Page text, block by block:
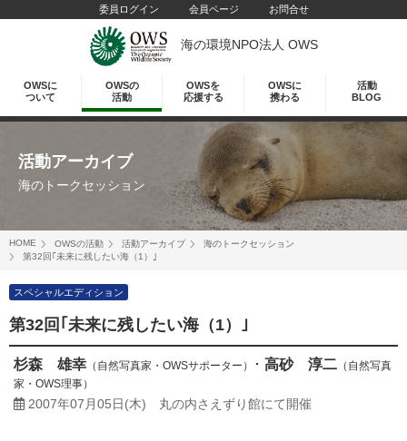
委員ログイン 会員ページ お問合せ
海の環境NPO法人 OWS
OWSに
ついて
OWSの
活動
OWSを
応援する
OWSに
携わる
活動
BLOG
活動アーカイブ
海のトークセッション
HOME OWSの活動 活動アーカイブ
海のトークセッション
第32回｢未来に残したい海（1）｣
スペシャルエディション
第32回｢未来に残したい海（1）｣
杉森 雄幸 （自然写真家・OWSサポーター） ･ 高砂 淳二 （自然写真
家・OWS理事）
2007年07月05日(木) 丸の内さえずり館にて開催